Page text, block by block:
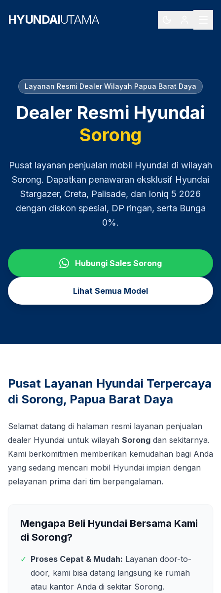
HYUNDAIUTAMA
Layanan Resmi Dealer Wilayah Papua Barat Daya
Dealer Resmi Hyundai
Sorong
Pusat layanan penjualan mobil Hyundai di wilayah
Sorong. Dapatkan penawaran eksklusif Hyundai
Stargazer, Creta, Palisade, dan Ioniq 5 2026
dengan diskon spesial, DP ringan, serta Bunga
0%.
Hubungi Sales Sorong
Lihat Semua Model
Pusat Layanan Hyundai Terpercaya
di Sorong, Papua Barat Daya
Selamat datang di halaman resmi layanan penjualan
dealer Hyundai untuk wilayah Sorong dan sekitarnya.
Kami berkomitmen memberikan kemudahan bagi Anda
yang sedang mencari mobil Hyundai impian dengan
pelayanan prima dari tim berpengalaman.
Mengapa Beli Hyundai Bersama Kami
di Sorong?
✓ Proses Cepat & Mudah: Layanan door-to-
door, kami bisa datang langsung ke rumah
atau kantor Anda di sekitar Sorong.